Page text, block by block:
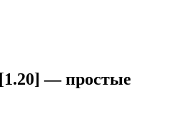
— простые